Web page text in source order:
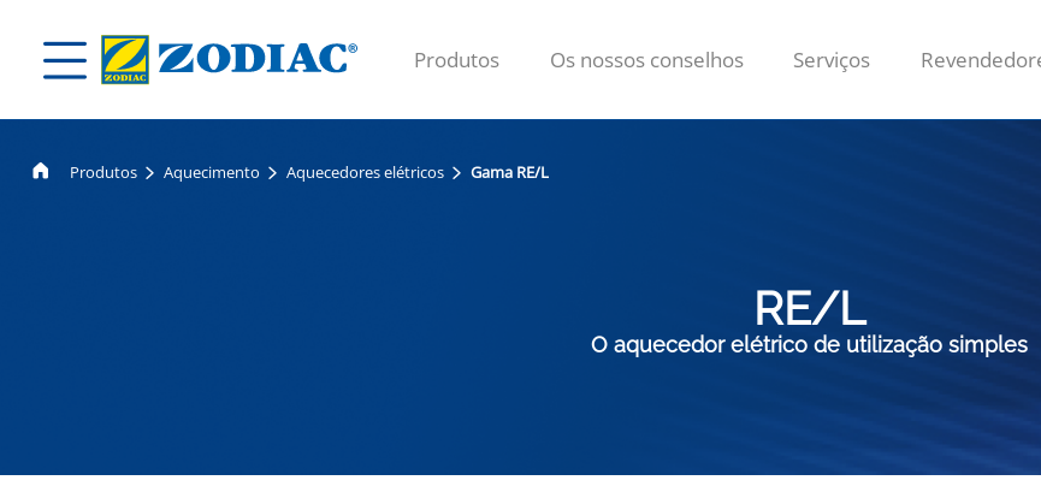
Produtos Os nossos conselhos Serviços
Produtos Aquecimento Aquecedores elétricos Gama RE/L
RE/L
O aquecedor elétrico de utilização simples